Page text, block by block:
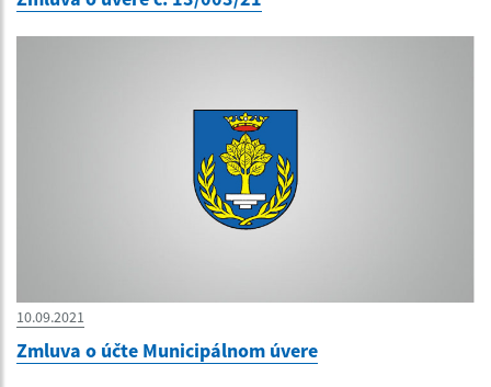
10.09.2021
Zmluva o účte Municipálnom úvere